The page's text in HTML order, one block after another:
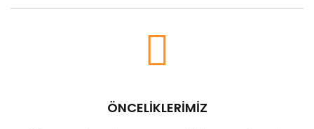
ÖNCELİKLERİMİZ